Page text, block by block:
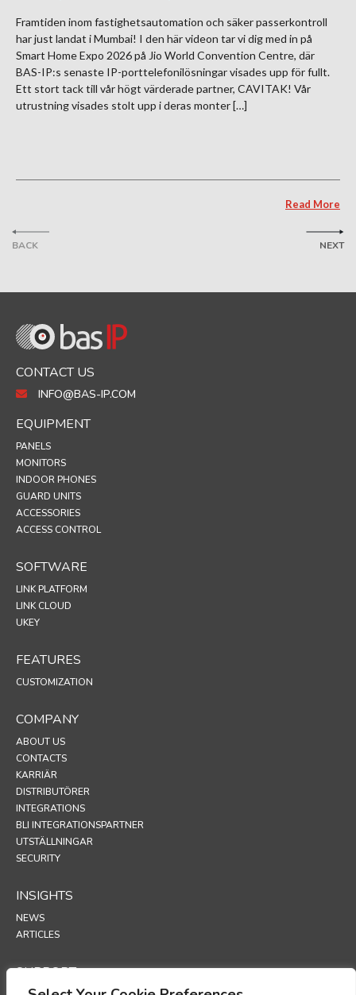
BACK
Framtiden inom fastighetsautomation och säker passerkontroll
har just landat i Mumbai! I den här videon tar vi dig med in på
Smart Home Expo 2026 på Jio World Convention Centre, där
BAS-IP:s senaste IP-porttelefonilösningar visades upp för fullt.
Ett stort tack till vår högt värderade partner, CAVITAK! Vår
utrustning visades stolt upp i deras monter […]
Read More
NEXT
CONTACT US
INFO@BAS-IP.COM
EQUIPMENT
PANELS
MONITORS
INDOOR PHONES
GUARD UNITS
ACCESSORIES
ACCESS CONTROL
SOFTWARE
LINK PLATFORM
LINK CLOUD
UKEY
FEATURES
CUSTOMIZATION
COMPANY
ABOUT US
CONTACTS
KARRIÄR
DISTRIBUTÖRER
INTEGRATIONS
BLI INTEGRATIONSPARTNER
UTSTÄLLNINGAR
SECURITY
INSIGHTS
NEWS
ARTICLES
SUPPORT